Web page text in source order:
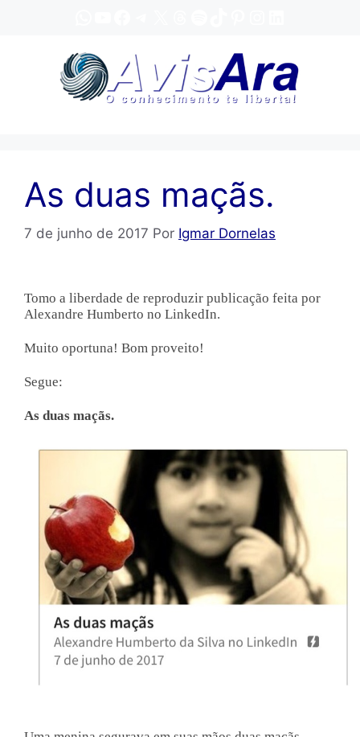
As duas maçãs.
7 de junho de 2017 Por Igmar Dornelas
Tomo a liberdade de reproduzir publicação feita por
Alexandre Humberto no LinkedIn.
Muito oportuna! Bom proveito!
Segue:
As duas maçãs.